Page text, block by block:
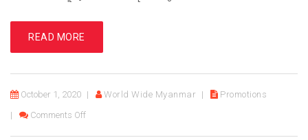
READ MORE
October 1, 2020 World Wide Myanmar
Promotions
Comments Offon October Promotion တွေနဲ့အတူ သီတင်းကျွတ်အခါ